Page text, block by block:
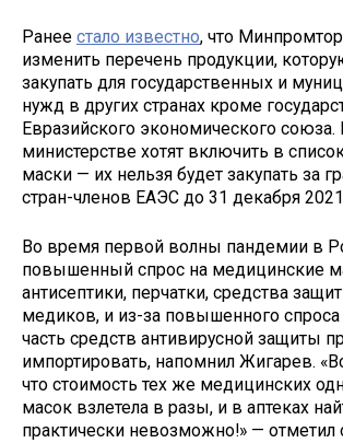
Ранее стало известно, что
изменить перечень продукции,
закупать для государственных и
нужд в других странах кроме
Евразийского экономического союза.
министерстве хотят включить в
маски — их нельзя будет закупать за
стран-членов ЕАЭС до 31 декабря
Во время первой волны пандемии в
повышенный спрос на медицинские
антисептики, перчатки, средства
медиков, и из-за повышенного
часть средств антивирусной защиты
импортировать, напомнил Жигарев.
что стоимость тех же медицинских
масок взлетела в разы, и в аптеках
практически невозможно!» — отметил